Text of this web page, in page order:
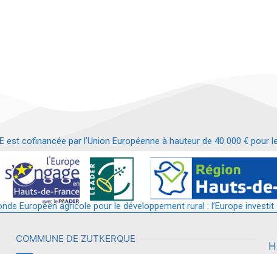
est cofinancée par l’Union Européenne à hauteur de 40 000 € pour
d’un bâtiment en services et commerces de proximité.
Européen agricole pour le développement rural : l’Europe
COMMUNE DE ZUTKERQUE